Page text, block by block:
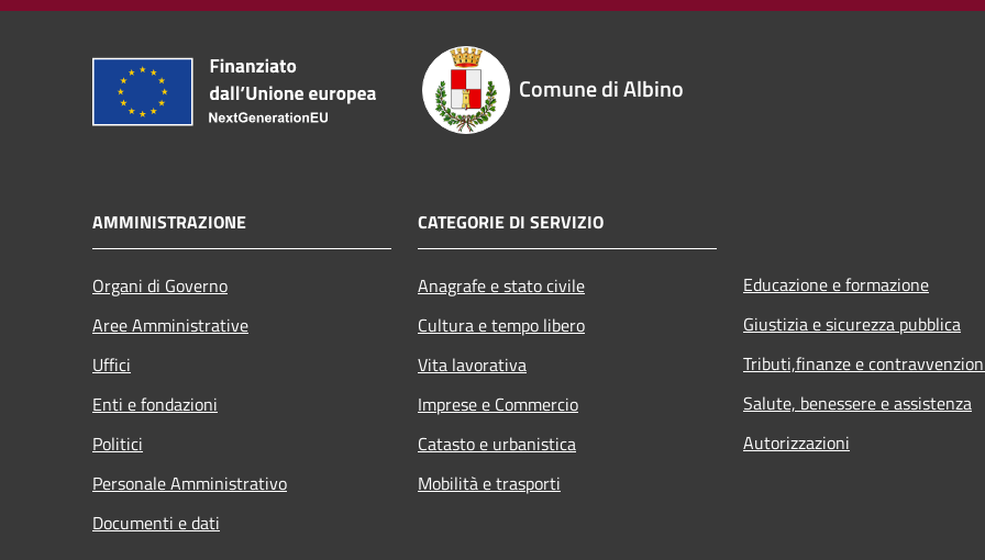
Comune di Albino
AMMINISTRAZIONE
Organi di Governo
Aree Amministrative
Uffici
Enti e fondazioni
Politici
Personale Amministrativo
Documenti e dati
CATEGORIE DI SERVIZIO
Anagrafe e stato civile
Cultura e tempo libero
Vita lavorativa
Imprese e Commercio
Catasto e urbanistica
Mobilità e trasporti
Educazione e formazione
Giustizia e sicurezza pubblica
Tributi,finanze e
Salute, benessere e assistenza
Autorizzazioni